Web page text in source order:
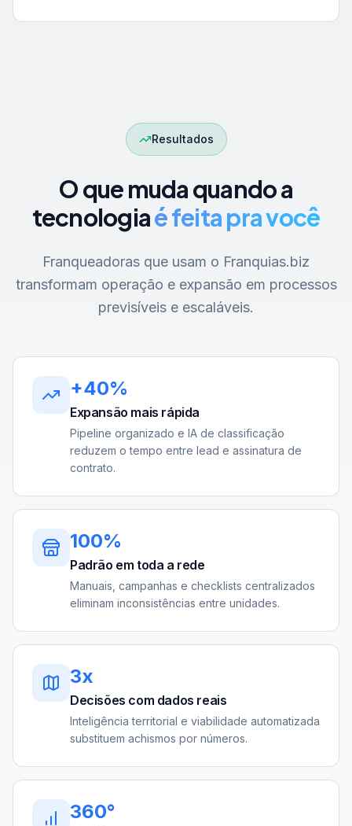
Resultados
O que muda quando a
tecnologiaé feita pra você
Franqueadoras que usam o Franquias.biz
transformam operação e expansão em processos
previsíveis e escaláveis.
+40%
Expansão mais rápida
Pipeline organizado e IA de classificação
reduzem o tempo entre lead e assinatura de
contrato.
100%
Padrão em toda a rede
Manuais, campanhas e checklists centralizados
eliminam inconsistências entre unidades.
3x
Decisões com dados reais
Inteligência territorial e viabilidade automatizada
substituem achismos por números.
360°